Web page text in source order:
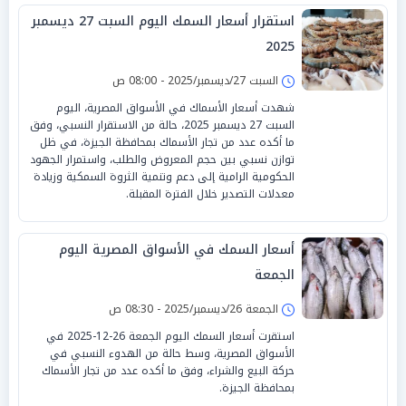
استقرار أسعار السمك اليوم السبت 27 ديسمبر
2025
السبت 27/ديسمبر/2025 - 08:00 ص
شهدت أسعار الأسماك في الأسواق المصرية، اليوم
السبت 27 ديسمبر 2025، حالة من الاستقرار النسبي، وفق
ما أكده عدد من تجار الأسماك بمحافظة الجيزة، في ظل
توازن نسبي بين حجم المعروض والطلب، واستمرار الجهود
الحكومية الرامية إلى دعم وتنمية الثروة السمكية وزيادة
معدلات التصدير خلال الفترة المقبلة.
أسعار السمك في الأسواق المصرية اليوم
الجمعة
الجمعة 26/ديسمبر/2025 - 08:30 ص
استقرت أسعار السمك اليوم الجمعة 26-12-2025 في
الأسواق المصرية، وسط حالة من الهدوء النسبي في
حركة البيع والشراء، وفق ما أكده عدد من تجار الأسماك
بمحافظة الجيزة.